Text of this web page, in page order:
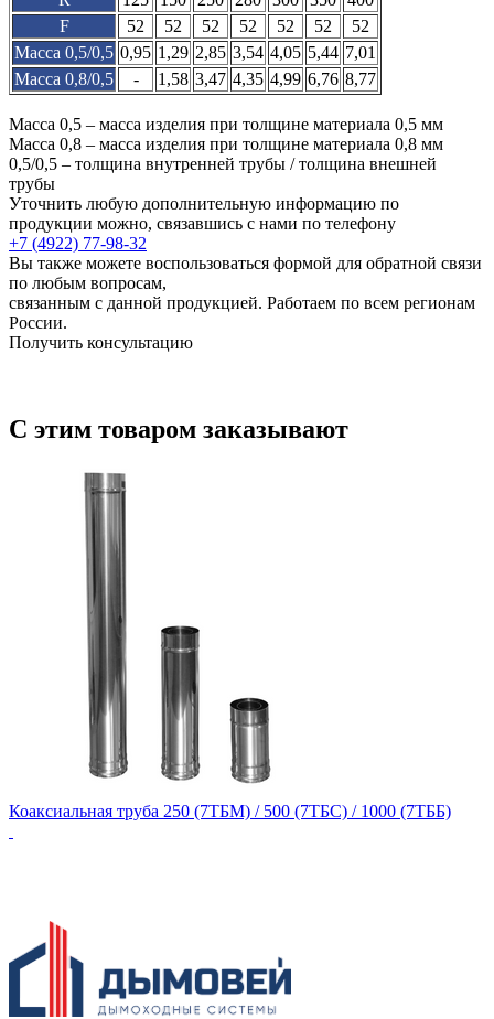
F
52 52 52 52 52 52
52
Масса 0,5/0,5 0,95 1,29 2,85 3,54 4,05 5,44 7,01
Масса 0,8/0,5
- 1,58 3,47 4,35 4,99 6,76 8,77
Масса 0,5 – масса изделия при толщине материала 0,5 мм
Масса 0,8 – масса изделия при толщине материала 0,8 мм
0,5/0,5 – толщина внутренней трубы / толщина внешней
трубы
Уточнить любую дополнительную информацию по
продукции можно, связавшись с нами по телефону
+7 (4922) 77-98-32
Вы также можете воспользоваться формой для обратной связи
по любым вопросам,
связанным с данной продукцией. Работаем по всем регионам
России.
Получить консультацию
С этим товаром заказывают
Коаксиальная труба 250 (7ТБМ) / 500 (7ТБС) / 1000 (7ТББ)